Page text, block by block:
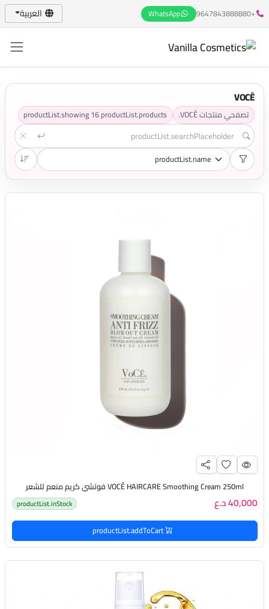
+9647843888880
WhatsApp العربية
VOCÊ
تصفحي منتجات VOCÊ. productList.showing16productList.products
VOCÊ HAIRCARE Smoothing Cream 250ml فوتشي كريم منعم للشعر
40,000 د.ع productList.inStock
productList.addToCart